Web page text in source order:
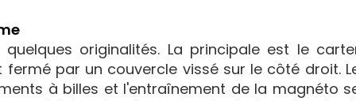
originalités. La principale est le
par un couvercle vissé sur le côté droit.
à billes et l'entraînement de la magnéto